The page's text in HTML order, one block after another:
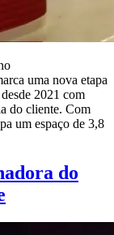
uma nova etapa
2021 com
do cliente. Com
um espaço de 3,8
do